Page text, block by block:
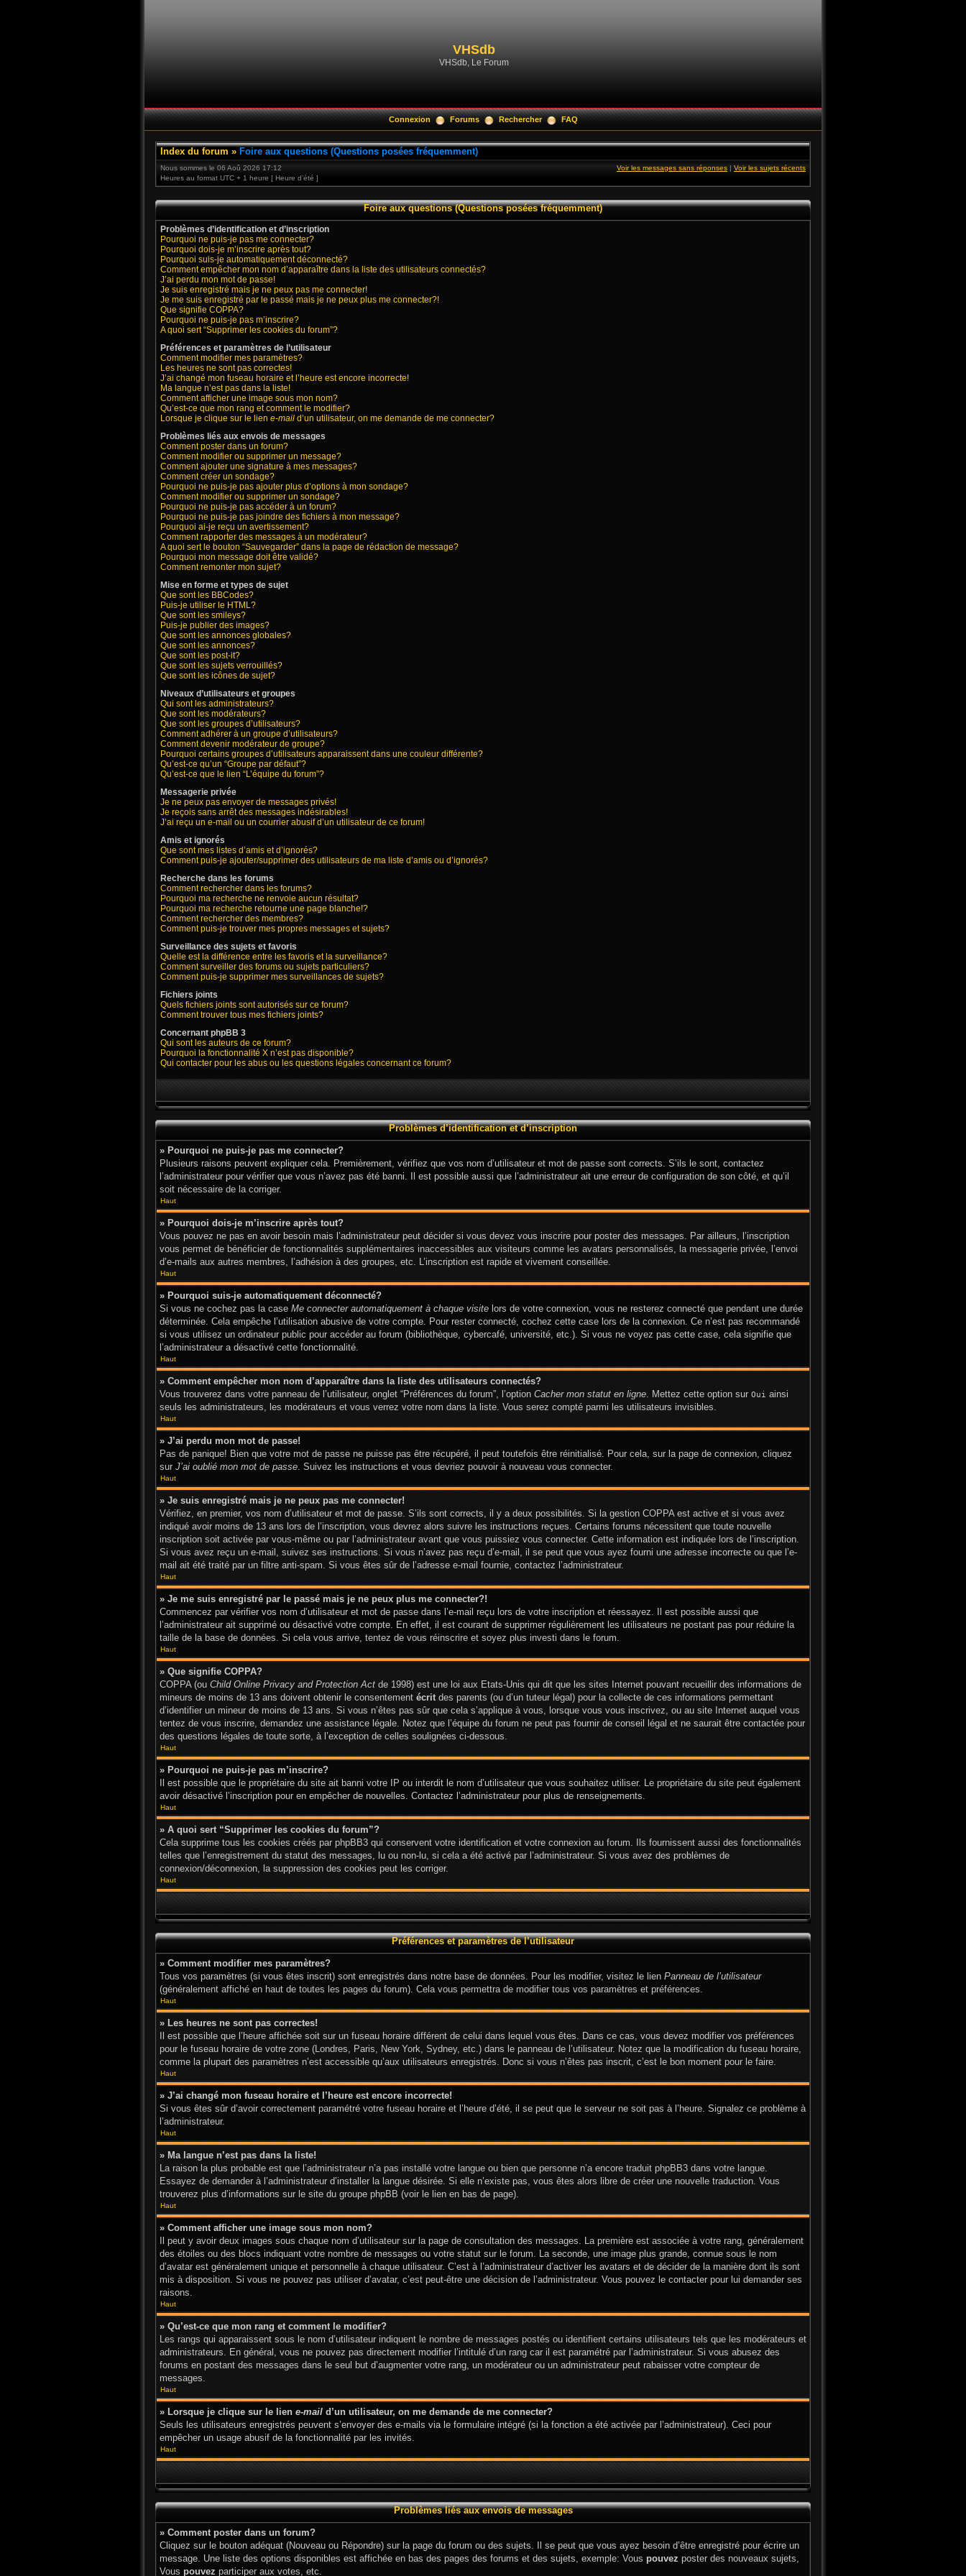
VHSdb
VHSdb, Le Forum
Connexion Forums Rechercher FAQ
Index du forum » Foire aux questions (Questions posées fréquemment)
Nous sommes le 06 Aoû 2026 17:12
Heures au format UTC + 1 heure [ Heure d’été ]
Voir les messages sans réponses | Voir les sujets récents
Foire aux questions (Questions posées fréquemment)
Problèmes d’identification et d’inscription
Pourquoi ne puis-je pas me connecter?
Pourquoi dois-je m’inscrire après tout?
Pourquoi suis-je automatiquement déconnecté?
Comment empêcher mon nom d’apparaître dans la liste des utilisateurs connectés?
J’ai perdu mon mot de passe!
Je suis enregistré mais je ne peux pas me connecter!
Je me suis enregistré par le passé mais je ne peux plus me connecter?!
Que signifie COPPA?
Pourquoi ne puis-je pas m’inscrire?
A quoi sert “Supprimer les cookies du forum”?
Préférences et paramètres de l’utilisateur
Comment modifier mes paramètres?
Les heures ne sont pas correctes!
J’ai changé mon fuseau horaire et l’heure est encore incorrecte!
Ma langue n’est pas dans la liste!
Comment afficher une image sous mon nom?
Qu’est-ce que mon rang et comment le modifier?
Lorsque je clique sur le lien e-mail d’un utilisateur, on me demande de me connecter?
Problèmes liés aux envois de messages
Comment poster dans un forum?
Comment modifier ou supprimer un message?
Comment ajouter une signature à mes messages?
Comment créer un sondage?
Pourquoi ne puis-je pas ajouter plus d’options à mon sondage?
Comment modifier ou supprimer un sondage?
Pourquoi ne puis-je pas accéder à un forum?
Pourquoi ne puis-je pas joindre des fichiers à mon message?
Pourquoi ai-je reçu un avertissement?
Comment rapporter des messages à un modérateur?
A quoi sert le bouton “Sauvegarder” dans la page de rédaction de message?
Pourquoi mon message doit être validé?
Comment remonter mon sujet?
Mise en forme et types de sujet
Que sont les BBCodes?
Puis-je utiliser le HTML?
Que sont les smileys?
Puis-je publier des images?
Que sont les annonces globales?
Que sont les annonces?
Que sont les post-it?
Que sont les sujets verrouillés?
Que sont les icônes de sujet?
Niveaux d’utilisateurs et groupes
Qui sont les administrateurs?
Que sont les modérateurs?
Que sont les groupes d’utilisateurs?
Comment adhérer à un groupe d’utilisateurs?
Comment devenir modérateur de groupe?
Pourquoi certains groupes d’utilisateurs apparaissent dans une couleur différente?
Qu’est-ce qu’un “Groupe par défaut”?
Qu’est-ce que le lien “L’équipe du forum”?
Messagerie privée
Je ne peux pas envoyer de messages privés!
Je reçois sans arrêt des messages indésirables!
J’ai reçu un e-mail ou un courrier abusif d’un utilisateur de ce forum!
Amis et ignorés
Que sont mes listes d’amis et d’ignorés?
Comment puis-je ajouter/supprimer des utilisateurs de ma liste d’amis ou d’ignorés?
Recherche dans les forums
Comment rechercher dans les forums?
Pourquoi ma recherche ne renvoie aucun résultat?
Pourquoi ma recherche retourne une page blanche!?
Comment rechercher des membres?
Comment puis-je trouver mes propres messages et sujets?
Surveillance des sujets et favoris
Quelle est la différence entre les favoris et la surveillance?
Comment surveiller des forums ou sujets particuliers?
Comment puis-je supprimer mes surveillances de sujets?
Fichiers joints
Quels fichiers joints sont autorisés sur ce forum?
Comment trouver tous mes fichiers joints?
Concernant phpBB 3
Qui sont les auteurs de ce forum?
Pourquoi la fonctionnalité X n’est pas disponible?
Qui contacter pour les abus ou les questions légales concernant ce forum?
Problèmes d’identification et d’inscription
» Pourquoi ne puis-je pas me connecter?
Plusieurs raisons peuvent expliquer cela. Premièrement, vérifiez que vos nom d’utilisateur et mot de passe sont corrects. S’ils le sont, contactez
l’administrateur pour vérifier que vous n’avez pas été banni. Il est possible aussi que l’administrateur ait une erreur de configuration de son côté, et qu’il
soit nécessaire de la corriger.
Haut
» Pourquoi dois-je m’inscrire après tout?
Vous pouvez ne pas en avoir besoin mais l’administrateur peut décider si vous devez vous inscrire pour poster des messages. Par ailleurs, l’inscription
vous permet de bénéficier de fonctionnalités supplémentaires inaccessibles aux visiteurs comme les avatars personnalisés, la messagerie privée, l’envoi
d’e-mails aux autres membres, l’adhésion à des groupes, etc. L’inscription est rapide et vivement conseillée.
Haut
» Pourquoi suis-je automatiquement déconnecté?
Si vous ne cochez pas la case Me connecter automatiquement à chaque visite lors de votre connexion, vous ne resterez connecté que pendant une durée
déterminée. Cela empêche l’utilisation abusive de votre compte. Pour rester connecté, cochez cette case lors de la connexion. Ce n’est pas recommandé
si vous utilisez un ordinateur public pour accéder au forum (bibliothèque, cybercafé, université, etc.). Si vous ne voyez pas cette case, cela signifie que
l’administrateur a désactivé cette fonctionnalité.
Haut
» Comment empêcher mon nom d’apparaître dans la liste des utilisateurs connectés?
Vous trouverez dans votre panneau de l’utilisateur, onglet “Préférences du forum”, l’option Cacher mon statut en ligne. Mettez cette option sur Oui ainsi
seuls les administrateurs, les modérateurs et vous verrez votre nom dans la liste. Vous serez compté parmi les utilisateurs invisibles.
Haut
» J’ai perdu mon mot de passe!
Pas de panique! Bien que votre mot de passe ne puisse pas être récupéré, il peut toutefois être réinitialisé. Pour cela, sur la page de connexion, cliquez
sur J’ai oublié mon mot de passe. Suivez les instructions et vous devriez pouvoir à nouveau vous connecter.
Haut
» Je suis enregistré mais je ne peux pas me connecter!
Vérifiez, en premier, vos nom d’utilisateur et mot de passe. S’ils sont corrects, il y a deux possibilités. Si la gestion COPPA est active et si vous avez
indiqué avoir moins de 13 ans lors de l’inscription, vous devrez alors suivre les instructions reçues. Certains forums nécessitent que toute nouvelle
inscription soit activée par vous-même ou par l’administrateur avant que vous puissiez vous connecter. Cette information est indiquée lors de l’inscription.
Si vous avez reçu un e-mail, suivez ses instructions. Si vous n’avez pas reçu d’e-mail, il se peut que vous ayez fourni une adresse incorrecte ou que l’e-
mail ait été traité par un filtre anti-spam. Si vous êtes sûr de l’adresse e-mail fournie, contactez l’administrateur.
Haut
» Je me suis enregistré par le passé mais je ne peux plus me connecter?!
Commencez par vérifier vos nom d’utilisateur et mot de passe dans l’e-mail reçu lors de votre inscription et réessayez. Il est possible aussi que
l’administrateur ait supprimé ou désactivé votre compte. En effet, il est courant de supprimer régulièrement les utilisateurs ne postant pas pour réduire la
taille de la base de données. Si cela vous arrive, tentez de vous réinscrire et soyez plus investi dans le forum.
Haut
» Que signifie COPPA?
COPPA (ou Child Online Privacy and Protection Act de 1998) est une loi aux Etats-Unis qui dit que les sites Internet pouvant recueillir des informations de
mineurs de moins de 13 ans doivent obtenir le consentement écritdes parents (ou d’un tuteur légal) pour la collecte de ces informations permettant
d’identifier un mineur de moins de 13 ans. Si vous n’êtes pas sûr que cela s’applique à vous, lorsque vous vous inscrivez, ou au site Internet auquel vous
tentez de vous inscrire, demandez une assistance légale. Notez que l’équipe du forum ne peut pas fournir de conseil légal et ne saurait être contactée pour
des questions légales de toute sorte, à l’exception de celles soulignées ci-dessous.
Haut
» Pourquoi ne puis-je pas m’inscrire?
Il est possible que le propriétaire du site ait banni votre IP ou interdit le nom d’utilisateur que vous souhaitez utiliser. Le propriétaire du site peut également
avoir désactivé l’inscription pour en empêcher de nouvelles. Contactez l’administrateur pour plus de renseignements.
Haut
» A quoi sert “Supprimer les cookies du forum”?
Cela supprime tous les cookies créés par phpBB3 qui conservent votre identification et votre connexion au forum. Ils fournissent aussi des fonctionnalités
telles que l’enregistrement du statut des messages, lu ou non-lu, si cela a été activé par l’administrateur. Si vous avez des problèmes de
connexion/déconnexion, la suppression des cookies peut les corriger.
Haut
Préférences et paramètres de l’utilisateur
» Comment modifier mes paramètres?
Tous vos paramètres (si vous êtes inscrit) sont enregistrés dans notre base de données. Pour les modifier, visitez le lien Panneau de l’utilisateur
(généralement affiché en haut de toutes les pages du forum). Cela vous permettra de modifier tous vos paramètres et préférences.
Haut
» Les heures ne sont pas correctes!
Il est possible que l’heure affichée soit sur un fuseau horaire différent de celui dans lequel vous êtes. Dans ce cas, vous devez modifier vos préférences
pour le fuseau horaire de votre zone (Londres, Paris, New York, Sydney, etc.) dans le panneau de l’utilisateur. Notez que la modification du fuseau horaire,
comme la plupart des paramètres n’est accessible qu’aux utilisateurs enregistrés. Donc si vous n’êtes pas inscrit, c’est le bon moment pour le faire.
Haut
» J’ai changé mon fuseau horaire et l’heure est encore incorrecte!
Si vous êtes sûr d’avoir correctement paramétré votre fuseau horaire et l’heure d’été, il se peut que le serveur ne soit pas à l’heure. Signalez ce problème à
l’administrateur.
Haut
» Ma langue n’est pas dans la liste!
La raison la plus probable est que l’administrateur n’a pas installé votre langue ou bien que personne n’a encore traduit phpBB3 dans votre langue.
Essayez de demander à l’administrateur d’installer la langue désirée. Si elle n’existe pas, vous êtes alors libre de créer une nouvelle traduction. Vous
trouverez plus d’informations sur le site du groupe phpBB (voir le lien en bas de page).
Haut
» Comment afficher une image sous mon nom?
Il peut y avoir deux images sous chaque nom d’utilisateur sur la page de consultation des messages. La première est associée à votre rang, généralement
des étoiles ou des blocs indiquant votre nombre de messages ou votre statut sur le forum. La seconde, une image plus grande, connue sous le nom
d’avatar est généralement unique et personnelle à chaque utilisateur. C’est à l’administrateur d’activer les avatars et de décider de la manière dont ils sont
mis à disposition. Si vous ne pouvez pas utiliser d’avatar, c’est peut-être une décision de l’administrateur. Vous pouvez le contacter pour lui demander ses
raisons.
Haut
» Qu’est-ce que mon rang et comment le modifier?
Les rangs qui apparaissent sous le nom d’utilisateur indiquent le nombre de messages postés ou identifient certains utilisateurs tels que les modérateurs et
administrateurs. En général, vous ne pouvez pas directement modifier l’intitulé d’un rang car il est paramétré par l’administrateur. Si vous abusez des
forums en postant des messages dans le seul but d’augmenter votre rang, un modérateur ou un administrateur peut rabaisser votre compteur de
messages.
Haut
» Lorsque je clique sur le lien e-mail d’un utilisateur, on me demande de me connecter?
Seuls les utilisateurs enregistrés peuvent s’envoyer des e-mails via le formulaire intégré (si la fonction a été activée par l’administrateur). Ceci pour
empêcher un usage abusif de la fonctionnalité par les invités.
Haut
Problèmes liés aux envois de messages
» Comment poster dans un forum?
Cliquez sur le bouton adéquat (Nouveau ou Répondre) sur la page du forum ou des sujets. Il se peut que vous ayez besoin d’être enregistré pour écrire un
message. Une liste des options disponibles est affichée en bas des pages des forums et des sujets, exemple: Vous pouvez poster des nouveaux sujets,
Vous pouvez participer aux votes, etc.